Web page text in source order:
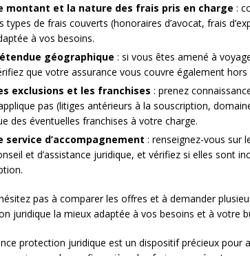
montant et la nature des frais pris en charge :
types de frais couverts (honoraires d’avocat, frais
à vos besoins.
géographique : si vous êtes amené à
que votre assurance vous couvre également
exclusions et les franchises : prenez
pas (litiges antérieurs à la souscription,
des éventuelles franchises à votre charge.
service d’accompagnement : renseignez-vous sur
et d’assistance juridique, et vérifiez si elles sont
pas à comparer les offres et à demander
juridique la mieux adaptée à vos besoins et à votre
protection juridique est un dispositif précieux